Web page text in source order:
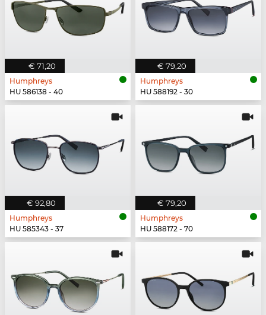
€ 71,20
Humphreys
HU 586138 - 40
€ 79,20
Humphreys
HU 588192 - 30
€ 92,80
Humphreys
HU 585343 - 37
€ 79,20
Humphreys
HU 588172 - 70